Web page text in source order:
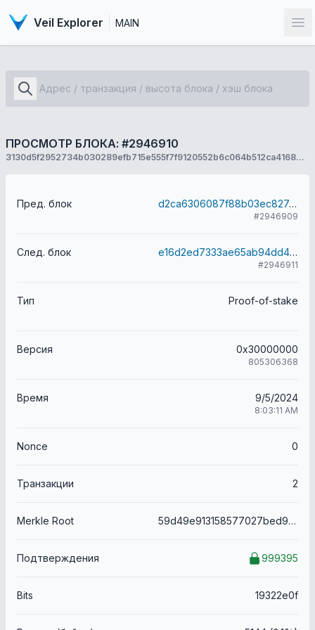
Veil Explorer MAIN
ПРОСМОТР БЛОКА: #2946910
3130d5f2952734b030289efb715e555f7f9120552b6c064b512ca4168be21b0f
Пред. блок d2ca6306087f88b03ec827cf22527cee816b29578c3560d25b233a15735b3ff5
#2946909
След. блок e16d2ed7333ae65ab94dd4e68d95c640ecdaf170cfde0ab1c56e26a673bdd573
#2946911
Тип Proof-of-stake
Версия 0x30000000
805306368
Время 9/5/2024
8:03:11 AM
Nonce 0
Транзакции 2
Merkle Root 59d49e913158577027bed9592f8b2470348e0b50f6d30438532149c6845d8097
Подтверждения 999395
Bits 19322e0f